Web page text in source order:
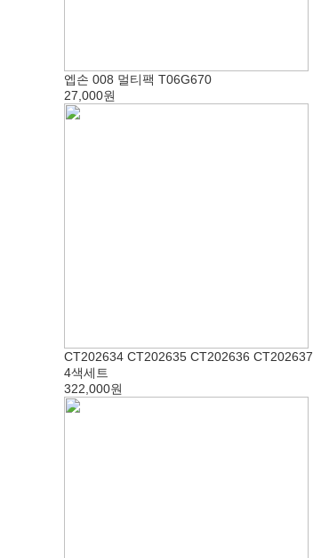
엡손 008 멀티팩 T06G670
27,000원
CT202634 CT202635 CT202636 CT202637
4색세트
322,000원